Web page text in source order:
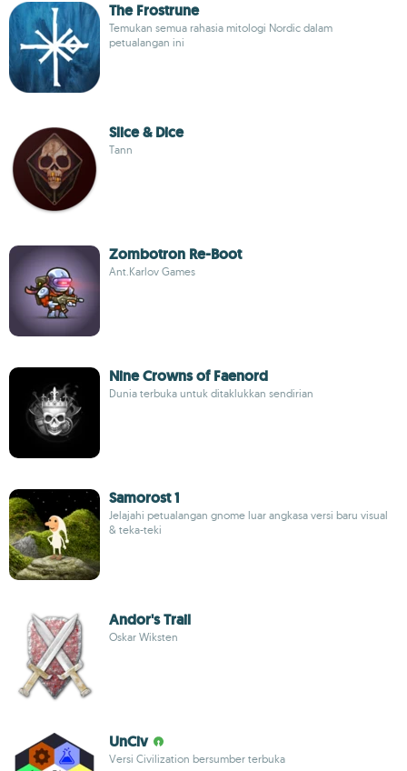
The Frostrune
Temukan semua rahasia mitologi Nordic dalam
petualangan ini
Slice & Dice
Tann
Zombotron Re-Boot
Ant.Karlov Games
Nine Crowns of Faenord
Dunia terbuka untuk ditaklukkan sendirian
Samorost 1
Jelajahi petualangan gnome luar angkasa versi baru visual
& teka-teki
Andor's Trail
Oskar Wiksten
UnCiv
Versi Civilization bersumber terbuka